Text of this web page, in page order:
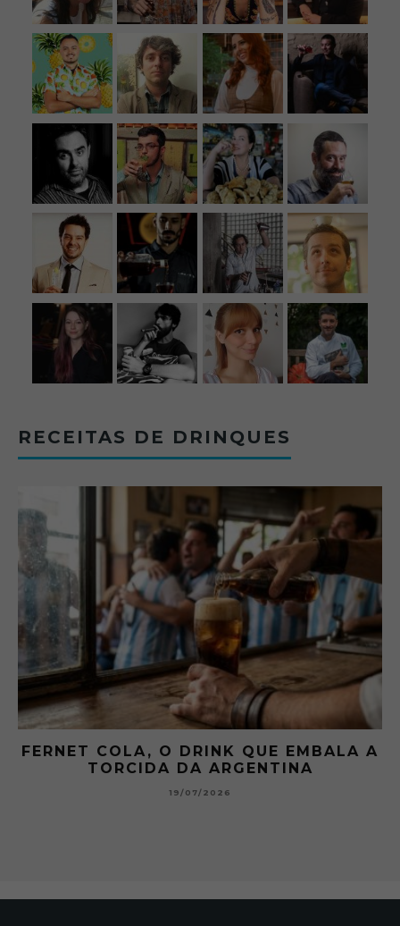
RECEITAS DE DRINQUES
FERNET COLA, O DRINK QUE EMBALA A
TORCIDA DA ARGENTINA
19/07/2026